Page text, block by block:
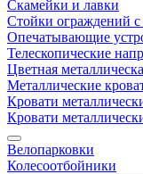
Скамейки и лавки
Стойки ограждений с
Опечатывающие
Телескопические
Цветная
Металлические
Кровати
Кровати
Велопарковки
Колесоотбойники